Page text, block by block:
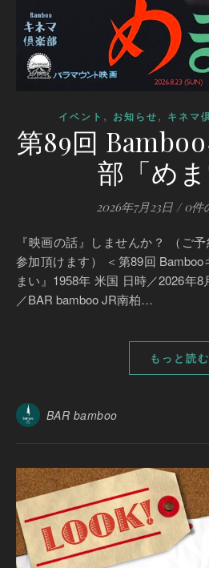
イベント , お知らせ, キネマ
第89回
部「めま
2026年7月23日 / 0件
『映画の話』しませんか？ （ご予約は不要、当日気軽にご
参加頂けます） ＜第89回
まい』1958年 米国 日時／2026年
／BAR bamboo JR南柏…
もっと読む
BAR bamboo